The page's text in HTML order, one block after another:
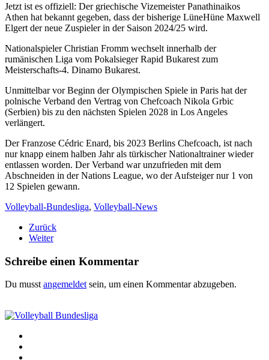
Jetzt ist es offiziell: Der griechische Vizemeister Panathinaikos
Athen hat bekannt gegeben, dass der bisherige LüneHüne Maxwell
Elgert der neue Zuspieler in der Saison 2024/25 wird.
Nationalspieler Christian Fromm wechselt innerhalb der
rumänischen Liga vom Pokalsieger Rapid Bukarest zum
Meisterschafts-4. Dinamo Bukarest.
Unmittelbar vor Beginn der Olympischen Spiele in Paris hat der
polnische Verband den Vertrag von Chefcoach Nikola Grbic
(Serbien) bis zu den nächsten Spielen 2028 in Los Angeles
verlängert.
Der Franzose Cédric Enard, bis 2023 Berlins Chefcoach, ist nach
nur knapp einem halben Jahr als türkischer Nationaltrainer wieder
entlassen worden. Der Verband war unzufrieden mit dem
Abschneiden in der Nations League, wo der Aufsteiger nur 1 von
12 Spielen gewann.
Volleyball-Bundesliga, Volleyball-News
Zurück
Weiter
Schreibe einen Kommentar
Du musst angemeldet sein, um einen Kommentar abzugeben.